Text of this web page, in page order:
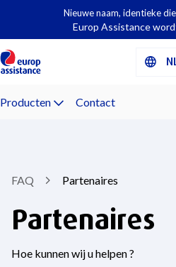
Nieuwe naam, identieke
Europ Assistance
Producten Contact
FAQ Partenaires
Partenaires
Hoe kunnen wij u helpen ?